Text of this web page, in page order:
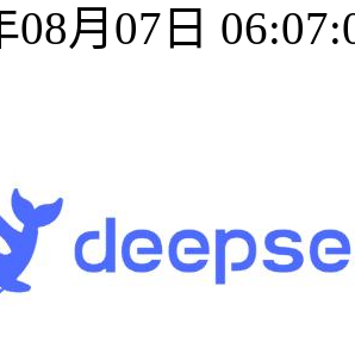
08月07日